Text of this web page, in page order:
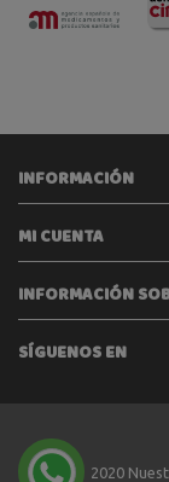
INFORMACIÓN
MI CUENTA
INFORMACIÓN
SÍGUENOS EN
2020